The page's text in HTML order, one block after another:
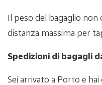
Il peso del bagaglio non
distanza massima per
Spedizioni di bagagli
Sei arrivato a Porto e hai